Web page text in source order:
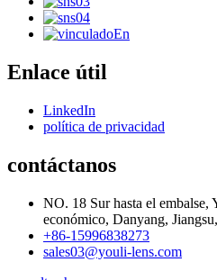
Enlace útil
LinkedIn
política de privacidad
contáctanos
NO. 18 Sur hasta el
económico, Danyang,
+86-15996838273
sales03@youli-lens.com